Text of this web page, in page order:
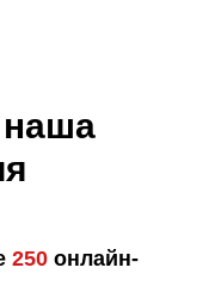
наша
250 онлайн-